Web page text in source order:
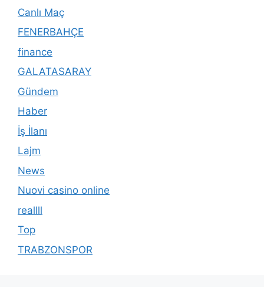
Canlı Maç
FENERBAHÇE
finance
GALATASARAY
Gündem
Haber
İş İlanı
Lajm
News
Nuovi casino online
reallll
Top
TRABZONSPOR